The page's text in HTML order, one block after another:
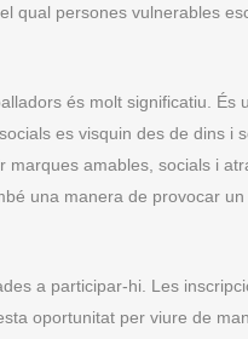
qual persones vulnerables
és molt significatiu. És
es visquin des de dins i
marques amables, socials i
una manera de provocar
a participar-hi. Les
oportunitat per viure de